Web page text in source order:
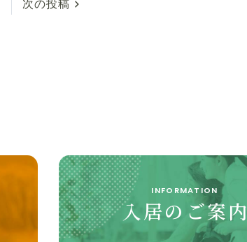
次の投稿
INFORMATION
入居のご案内